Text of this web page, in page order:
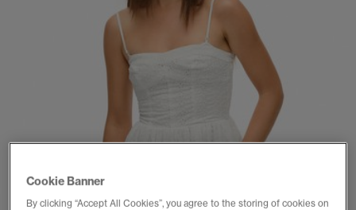
Cookie Banner
By clicking “Accept All Cookies”, you agree to the storing of cookies on